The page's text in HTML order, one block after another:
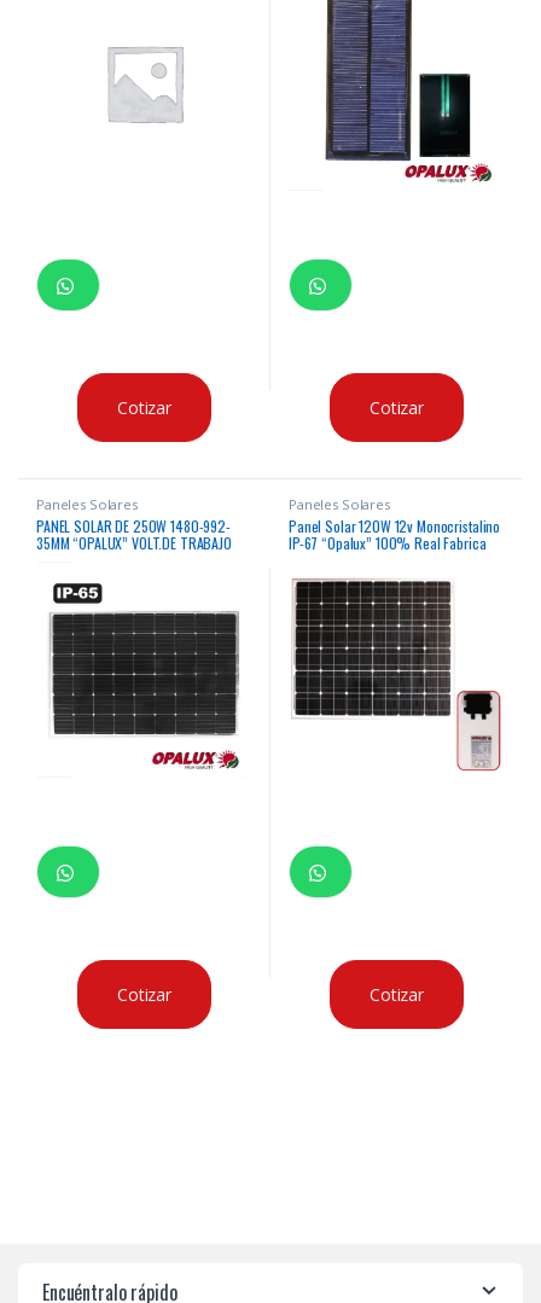
Cotizar Cotizar
Paneles Solares
PANEL SOLAR DE 250W 1480-992-
35MM “OPALUX” VOLT.DE TRABAJO
Cotizar
Paneles Solares
Panel Solar 120W 12v Monocristalino
IP-67 “Opalux” 100% Real Fabrica
para cielos nublados o soleados
Cotizar
Encuéntralo rápido